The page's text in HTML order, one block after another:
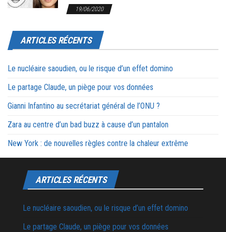
19/06/2020
ARTICLES RÉCENTS
Le nucléaire saoudien, ou le risque d’un effet domino
Le partage Claude, un piège pour vos données
Gianni Infantino au secrétariat général de l’ONU ?
Zara au centre d’un bad buzz à cause d’un pantalon
New York : de nouvelles règles contre la chaleur extrême
ARTICLES RÉCENTS
Le nucléaire saoudien, ou le risque d’un effet domino
Le partage Claude, un piège pour vos données